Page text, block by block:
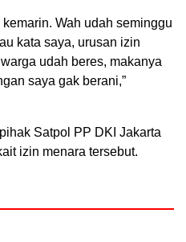
Wah udah seminggu
kata saya, urusan izin
udah beres, makanya
saya gak berani,”
Satpol PP DKI Jakarta
izin menara tersebut.